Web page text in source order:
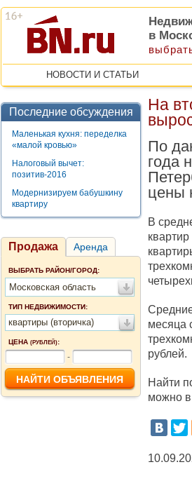
в
НОВОСТИ И СТАТЬИ
Последние обсуждения
Маленькая кухня: переделка
«малой кровью»
Налоговый вычет:
позитив-2016
Модернизируем бабушкину
квартиру
Продажа Аренда
ВЫБРАТЬ РАЙОН/ГОРОД:
Московская область
ТИП НЕДВИЖИМОСТИ:
квартиры (вторичка)
ЦЕНА (РУБЛЕЙ):
-
На
По
года
цены
В
месяца
рублей.
Найти
можно в